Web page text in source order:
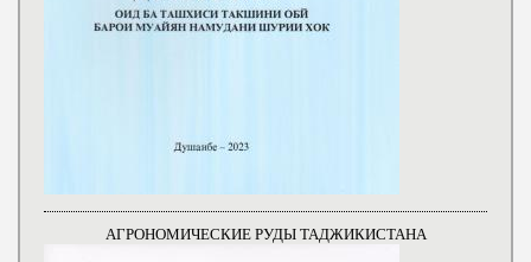
АГРОНОМИЧЕСКИЕ РУДЫ ТАДЖИКИСТАНА